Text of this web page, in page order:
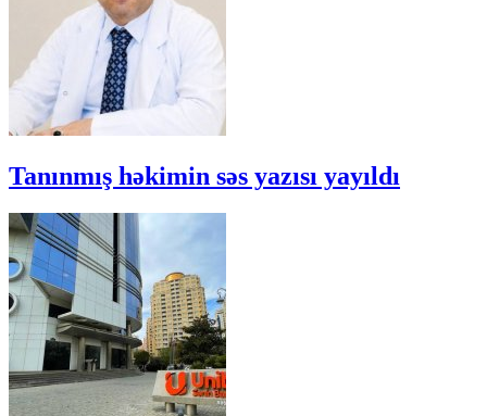
Tanınmış həkimin səs yazısı yayıldı